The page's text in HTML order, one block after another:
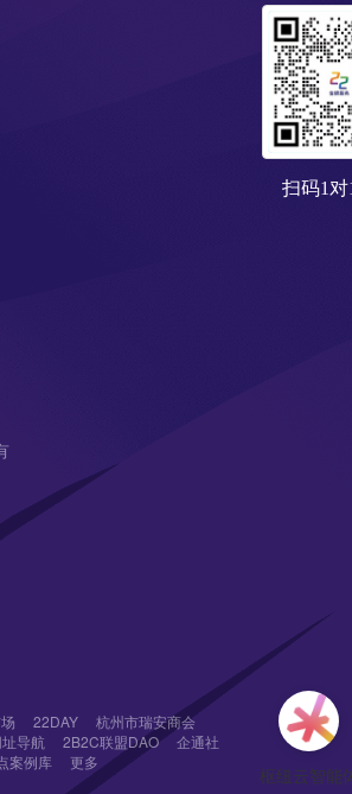
扫码1对
22DAY
杭州市瑞安商会
导航 2B2C联盟DAO
企通社
案例库 更多